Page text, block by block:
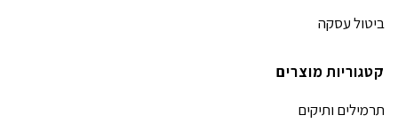
ביטול עסקה
קטגוריות מוצרים
תרמילים ותיקים